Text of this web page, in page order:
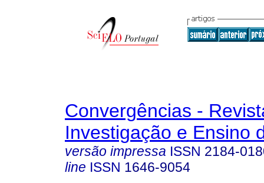
Convergências -
Investigação e Ensino
versão impressa ISSN 2184-
line ISSN 1646-9054